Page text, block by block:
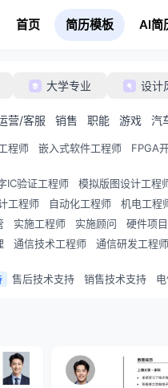
首页 简历模板 AI简
大学专业 设计
营/客服 销售 职能 游戏 汽
程师 嵌入式软件工程师 FPGA
IC验证工程师 模拟版图设计工程
工程师 自动化工程师 机电工程
实施工程师 实施顾问 硬件项
通信技术工程师 通信研发工程师
售后技术支持 销售技术支持